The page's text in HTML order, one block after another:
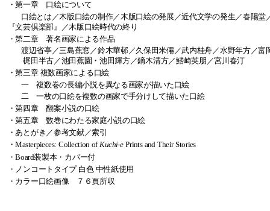
・第一章 口絵について
口絵とは／木版口絵の制作／木版口絵の発展／近代文学の発生／春陽堂
『文芸倶楽部』／木版口絵時代の終り
・第二章 著名画家による作品
渡辺省亭／三島蕉窓／鈴木華邨／久保田米僊／武内桂舟／水野年方／富
梶田半古／池田蕉園・池田輝方／鏑木清方／鰭崎英朋／宮川春汀
・第三章 複数画家による口絵
一 複数巻の長編小説を異なる画家が描いた口絵
二 一枚の口絵を複数の画家で手分けして描いた口絵
・第四章 翻案小説の口絵
・第五章 数巻にわたる家庭小説の口絵
・あとがき／参考文献／索引
・Masterpieces: Collection of Kuchi-ePrints and Their Stories
・Board装製本・カバー付
・ノンコートタイプ 白色 中性紙使用
・カラー口絵画像 ７６頁所収